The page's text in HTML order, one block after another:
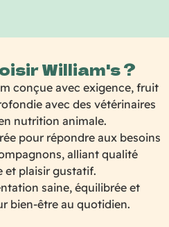
William's ?
conçue avec exigence, fruit
avec des vétérinaires
nutrition animale.
pour répondre aux besoins
alliant qualité
et plaisir gustatif.
saine, équilibrée et
bien-être au quotidien.